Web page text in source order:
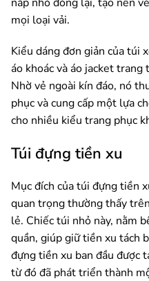
mọi loại vải.
Kiểu dáng đơn giản của túi
áo khoác và áo jacket
Nhờ vẻ ngoài kín đáo, nó
phục và cung cấp một lựa
cho nhiều kiểu trang phục
Túi đựng tiền xu
Mục đích của túi đựng tiền
quan trọng thường thấy
lẻ. Chiếc túi nhỏ này, nằm
quần, giúp giữ tiền xu tách
đựng tiền xu ban đầu được
từ đó đã phát triển thành